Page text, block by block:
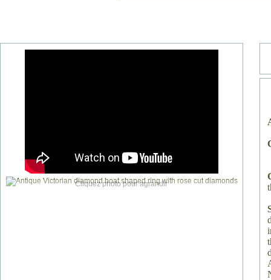
Cliquez photo pour agrandir